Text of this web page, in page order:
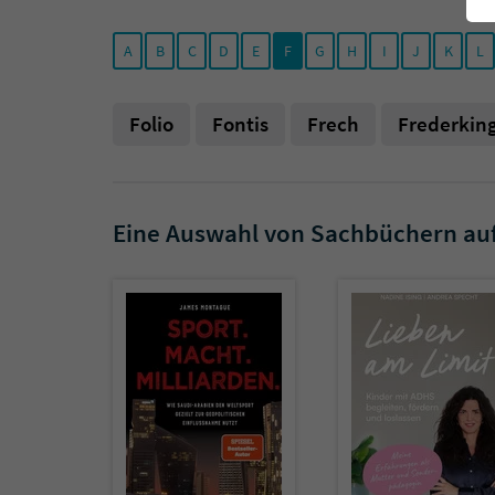
A B C D E F G H I J K L
Folio Fontis Frech
Eine Auswahl von Sachbüchern